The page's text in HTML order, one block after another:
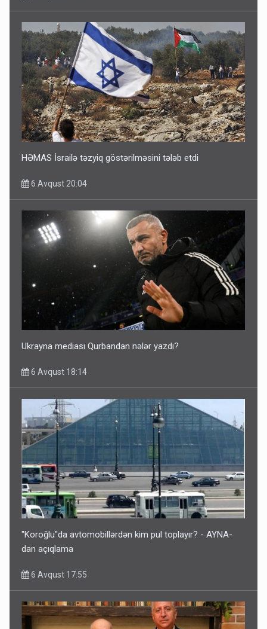
HƏMAS İsrailə təzyiq göstərilməsini tələb etdi
6 Avqust 20:04
Ukrayna mediası Qurbandan nələr yazdı?
6 Avqust 18:14
"Koroğlu"da avtomobillərdən kim pul toplayır? - AYNA-
dan açıqlama
6 Avqust 17:55